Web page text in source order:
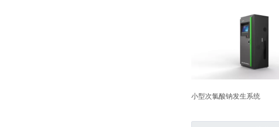
小型次氯酸钠发生系统